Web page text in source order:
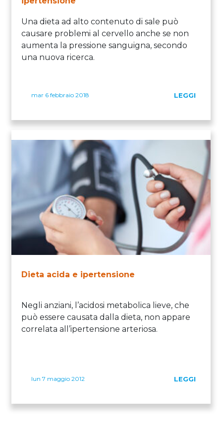
Una dieta ad alto contenuto di sale può
causare problemi al cervello anche se non
aumenta la pressione sanguigna, secondo
una nuova ricerca.
mar 6 febbraio 2018 LEGGI
Dieta acida e ipertensione
Negli anziani, l’acidosi metabolica lieve, che
può essere causata dalla dieta, non appare
correlata all’ipertensione arteriosa.
lun 7 maggio 2012 LEGGI